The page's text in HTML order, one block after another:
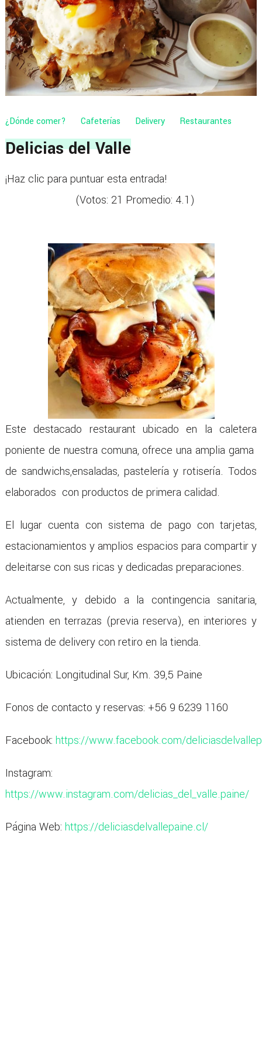
¿Dónde comer? Cafeterías Delivery Restaurantes
Delicias del Valle
¡Haz clic para puntuar esta entrada!
(Votos: 21 Promedio: 4.1)
Este destacado restaurant ubicado en la caletera
poniente de nuestra comuna, ofrece una amplia gama
de sandwichs,ensaladas, pastelería y rotisería. Todos
elaborados con productos de primera calidad.
El lugar cuenta con sistema de pago con tarjetas,
estacionamientos y amplios espacios para compartir y
deleitarse con sus ricas y dedicadas preparaciones.
Actualmente, y debido a la contingencia sanitaria,
atienden en terrazas (previa reserva), en interiores y
sistema de delivery con retiro en la tienda.
Ubicación: Longitudinal Sur, Km. 39,5 Paine
Fonos de contacto y reservas: +56 9 6239 1160
Facebook: https://www.facebook.com/
Instagram:
https://www.instagram.com/delicias_del_valle.paine/
Página Web: https://deliciasdelvallepaine.cl/